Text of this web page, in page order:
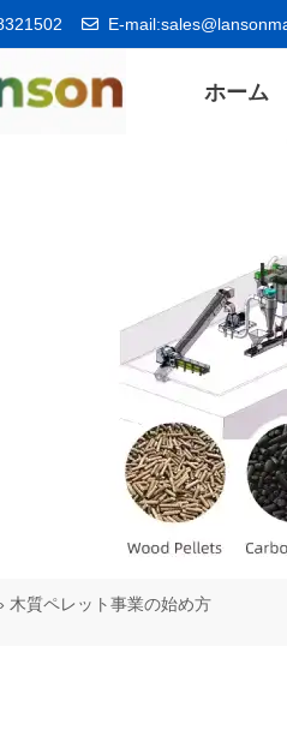
E-mail:
ホーム
木質ペレット事業の始め方